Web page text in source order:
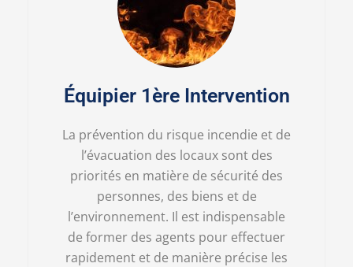
Équipier 1ère Intervention
La prévention du risque incendie et de
l’évacuation des locaux sont des
priorités en matière de sécurité des
personnes, des biens et de
l’environnement. Il est indispensable
de former des agents pour effectuer
rapidement et de manière précise les